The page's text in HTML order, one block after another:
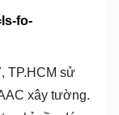
fo-
TP.HCM sử
xây tường.